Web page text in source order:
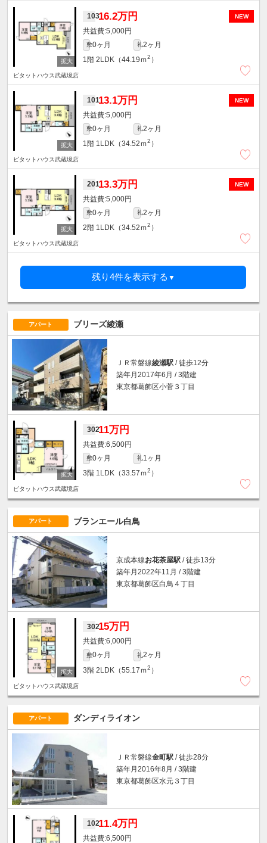
NEW
10316.2万円
5,000円
敷0ヶ月 礼2ヶ月
1階 2LDK（44.19ｍ2 ）
ピタットハウス武蔵境店
NEW
10113.1万円
5,000円
敷0ヶ月 礼2ヶ月
1階 1LDK（34.52ｍ2 ）
ピタットハウス武蔵境店
NEW
20113.3万円
5,000円
敷0ヶ月 礼2ヶ月
2階 1LDK（34.52ｍ2 ）
ピタットハウス武蔵境店
残り4件を表示する ▼
アパート ブリーズ綾瀬
ＪＲ常磐線綾瀬駅 / 徒歩12分
築年月2017年6月 / 3階建
東京都葛飾区小菅３丁目
30211万円
6,500円
敷0ヶ月 礼1ヶ月
3階 1LDK（33.57ｍ2 ）
ピタットハウス武蔵境店
アパート ブランエール白鳥
京成本線お花茶屋駅 / 徒歩13分
築年月2022年11月 / 3階建
東京都葛飾区白鳥４丁目
30215万円
6,000円
敷0ヶ月 礼2ヶ月
3階 2LDK（55.17ｍ2 ）
ピタットハウス武蔵境店
アパート ダンディライオン
ＪＲ常磐線金町駅 / 徒歩28分
築年月2016年8月 / 3階建
東京都葛飾区水元３丁目
10211.4万円
6,500円